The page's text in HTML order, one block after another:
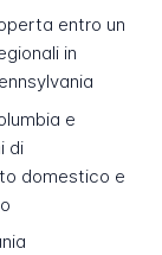
entro un
in
e
di
domestico e